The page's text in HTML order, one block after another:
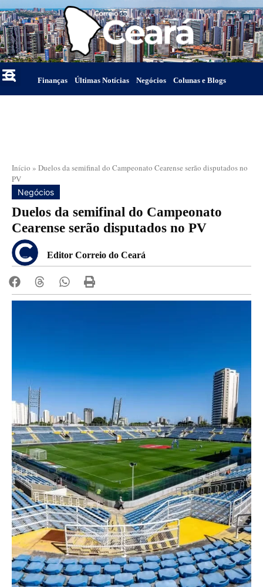
Finanças Últimas Notícias Negócios Colunas e Blogs
Início » Duelos da semifinal do Campeonato Cearense serão disputados no
PV
Negócios
Duelos da semifinal do Campeonato
Cearense serão disputados no PV
Editor Correio do Ceará